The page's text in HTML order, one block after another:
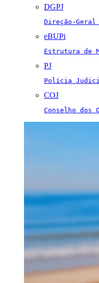
DGPJ
Direção-
eBUPi
Estrutura de
PJ
Polícia
COJ
Conselho